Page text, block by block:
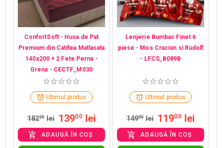
ConfortSoft - Husa de Pat
Premium din Catifea Matlasata
140x200 + 2 Fete Perna -
Grena - CECTF_M030
Ultimul produs
18200 lei 13900 lei
ADAUGĂ ÎN COȘ
Lenjerie Bumbac Finet 6
piese - Mos Craciun si Rudolf
- LFCS_B089B
Ultimul produs
14900 lei 11900 lei
ADAUGĂ ÎN COȘ